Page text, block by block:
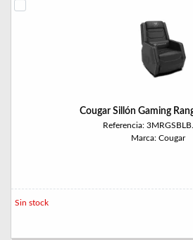
Cougar Sillón Gaming
Referencia:
Marca: Cougar
Sin stock